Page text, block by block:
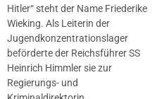
Hitler“ steht der Name Friederike
Wieking. Als Leiterin der
Jugendkonzentrationslager
beförderte der Reichsführer SS
Heinrich Himmler sie zur
Regierungs- und